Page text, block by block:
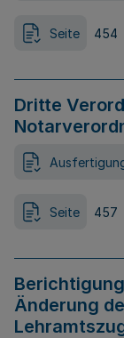
Seite 454
Dritte
Seite 457
Änderung